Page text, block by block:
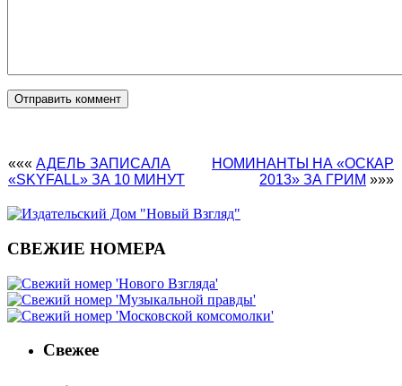
««« АДЕЛЬ ЗАПИСАЛА
«SKYFALL» ЗА 10 МИНУТ
НОМИНАНТЫ НА «ОСКАР
2013» ЗА ГРИМ »»»
СВЕЖИЕ НОМЕРА
Свежее